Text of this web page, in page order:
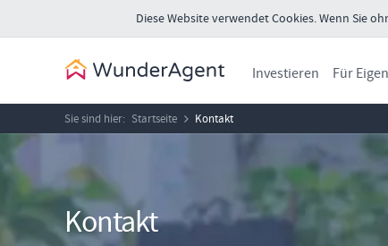
Diese Website verwendet Cookies. Wenn Sie
Investieren Für
Sie sind hier: Startseite Kontakt
Kontakt